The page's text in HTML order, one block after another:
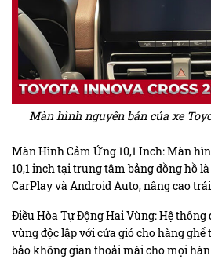
Màn hình nguyên bản của xe
Màn Hình Cảm Ứng 10,1 Inch: Màn
10,1 inch tại trung tâm bảng đồng hồ
CarPlay và Android Auto, nâng cao
Điều Hòa Tự Động Hai Vùng: Hệ thống
vùng độc lập với cửa gió cho hàng
bảo không gian thoải mái cho mọi